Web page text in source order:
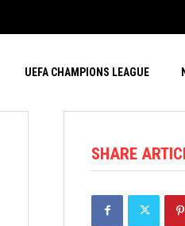
UEFA CHAMPIONS LEAGUE
SHARE